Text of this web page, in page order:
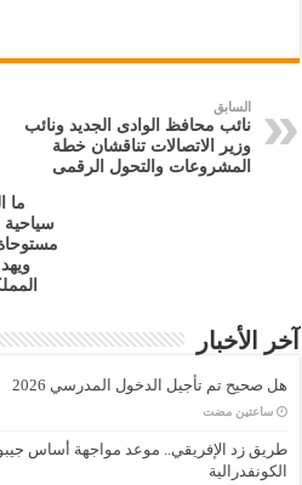
السابق
نائب محافظ الوادى الجديد ونائب
وزير الاتصالات تناقشان خطة
المشروعات والتحول الرقمى
ما
آخر الأخبار
هل صحيح تم تأجيل الدخول المدرسي 2026
‏ساعتين مضت
طريق زد الإفريقي.. موعد مواجهة أساس
الكونفدرالية